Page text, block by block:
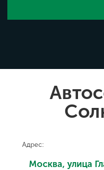
Адрес:
Москва, улица